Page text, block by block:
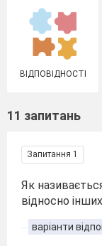
ВІДПОВІДНОСТІ
11 запитань
Запитання 1
Як
відносно
варіанти